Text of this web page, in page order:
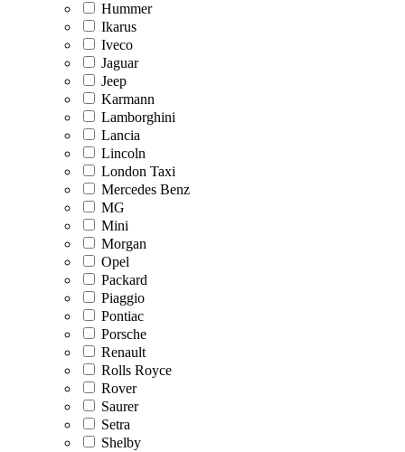
Hummer
Ikarus
Iveco
Jaguar
Jeep
Karmann
Lamborghini
Lancia
Lincoln
London Taxi
Mercedes Benz
MG
Mini
Morgan
Opel
Packard
Piaggio
Pontiac
Porsche
Renault
Rolls Royce
Rover
Saurer
Setra
Shelby